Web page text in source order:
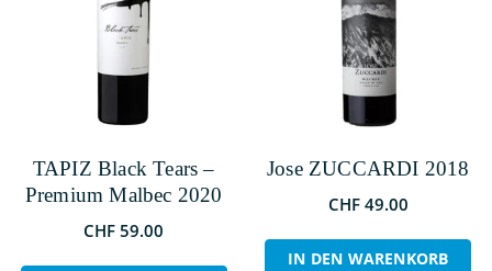
TAPIZ Black Tears –
Premium Malbec 2020
CHF 59.00
Jose ZUCCARDI 2018
CHF49.00
IN DEN WARENKORB